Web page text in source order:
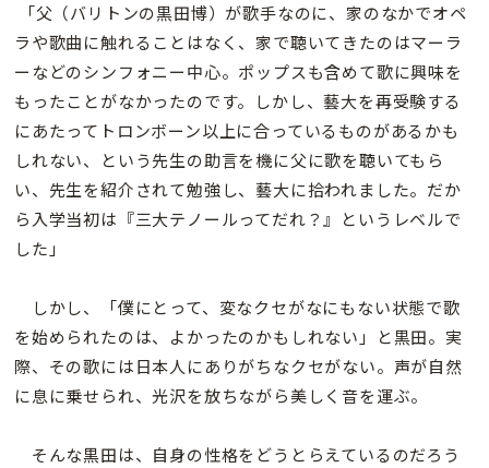
「父（バリトンの黒田博）が歌手なのに、家のなかでオペ
ラや歌曲に触れることはなく、家で聴いてきたのはマーラ
ーなどのシンフォニー中心。ポップスも含めて歌に興味を
もったことがなかったのです。しかし、藝大を再受験する
にあたってトロンボーン以上に合っているものがあるかも
しれない、という先生の助言を機に父に歌を聴いてもら
い、先生を紹介されて勉強し、藝大に拾われました。だか
ら入学当初は『三大テノールってだれ？』というレベルで
した」
しかし、「僕にとって、変なクセがなにもない状態で歌
を始められたのは、よかったのかもしれない」と黒田。実
際、その歌には日本人にありがちなクセがない。声が自然
に息に乗せられ、光沢を放ちながら美しく音を運ぶ。
そんな黒田は、自身の性格をどうとらえているのだろう